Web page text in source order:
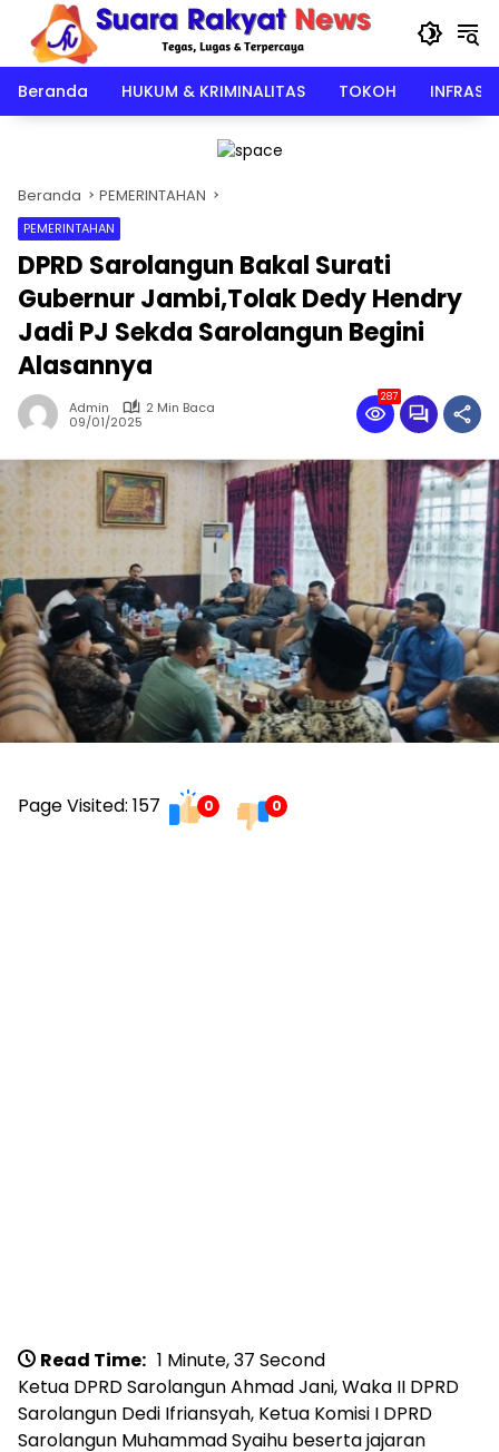
Langsung
konten
Beranda
HUKUM & KRIMINALITAS TOKOH
Beranda PEMERINTAHAN
PEMERINTAHAN
DPRD Sarolangun Bakal Surati
Gubernur Jambi,Tolak Dedy Hendry
Jadi PJ Sekda Sarolangun Begini
Alasannya
Admin
2 Min Baca
09/01/2025
287
Page Visited: 157 0 0
Read Time: 1 Minute, 37 Second
Ketua DPRD Sarolangun Ahmad Jani, Waka II DPRD
Sarolangun Dedi Ifriansyah, Ketua Komisi I DPRD
Sarolangun Muhammad Syaihu beserta jajaran